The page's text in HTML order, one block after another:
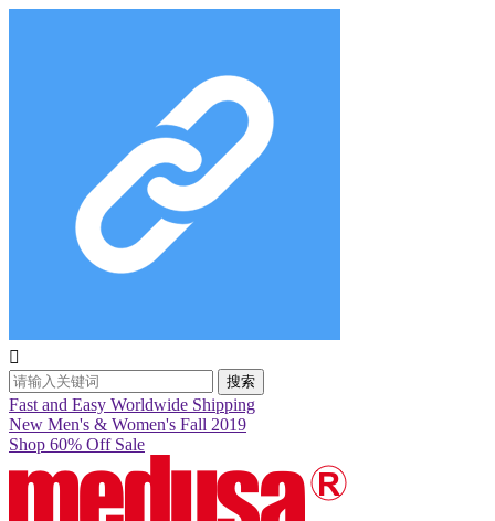

搜索
Fast and Easy Worldwide Shipping
New Men's & Women's Fall 2019
Shop 60% Off Sale